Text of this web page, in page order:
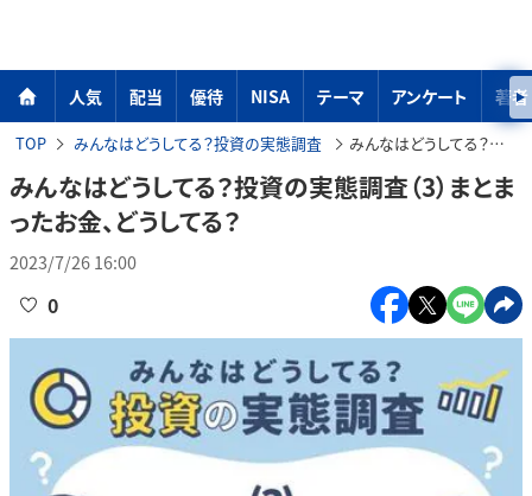
人気 配当 優待 NISA テーマ アンケート 著者
TOP みんなはどうしてる？投資の実態調査 みんなはどうしてる？投資の実態調査（3）まとまったお金、どうしてる？
みんなはどうしてる？投資の実態調査（3）まとま
ったお金、どうしてる？
2023/7/26 16:00
0